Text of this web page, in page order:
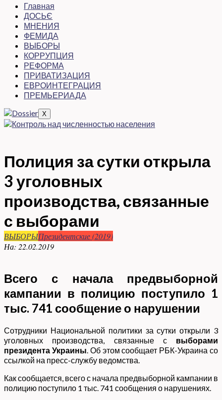
Главная
ДОСЬЄ
МНЕНИЯ
ФЕМИДА
ВЫБОРЫ
КОРРУПЦИЯ
РЕФОРМА
ПРИВАТИЗАЦИЯ
ЕВРОИНТЕГРАЦИЯ
ПРЕМЬЕРИАДА
X
Полиция за сутки открыла
3 уголовных
производства, связанные
с выборами
ВЫБОРЫПрезидентские (2019)
На: 22.02.2019
Всего с начала предвыборной
кампании в полицию поступило 1
тыс. 741 сообщение о нарушении
Сотрудники Национальной политики за сутки открыли 3
уголовных производства, связанные с выборами
президента Украины . Об этом сообщает РБК-Украина со
ссылкой на пресс-службу ведомства.
Как сообщается, всего с начала предвыборной кампании в
полицию поступило 1 тыс. 741 сообщения о нарушениях.